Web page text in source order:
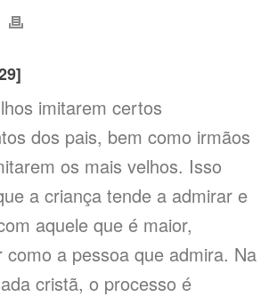
imitarem certos
dos pais, bem como irmãos
os mais velhos. Isso
a criança tende a admirar e
aquele que é maior,
como a pessoa que admira. Na
cristã, o processo é